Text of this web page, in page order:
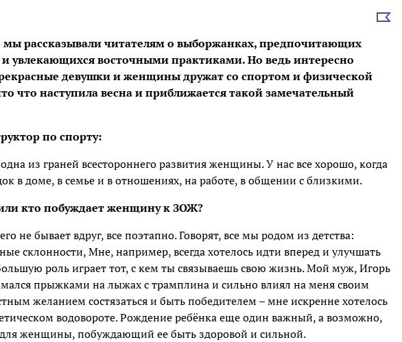
мы рассказывали читателям о выборжанках, предпочитающих
увлекающихся восточными практиками. Но ведь интересно
девушки и женщины дружат со спортом и физической
что наступила весна и приближается такой замечательный
по спорту:
из граней всестороннего развития женщины. У нас все хорошо, когда
в доме, в семье и в отношениях, на работе, в общении с близкими.
кто побуждает женщину к ЗОЖ?
не бывает вдруг, все поэтапно. Говорят, все мы родом из детства:
склонности, Мне, например, всегда хотелось идти вперед и улучшать
роль играет тот, с кем ты связываешь свою жизнь. Мой муж, Игорь
прыжками на лыжах с трамплина и сильно влиял на меня своим
желанием состязаться и быть победителем – мне искренне хотелось
водовороте. Рождение ребёнка еще один важный, а возможно,
женщины, побуждающий ее быть здоровой и сильной.